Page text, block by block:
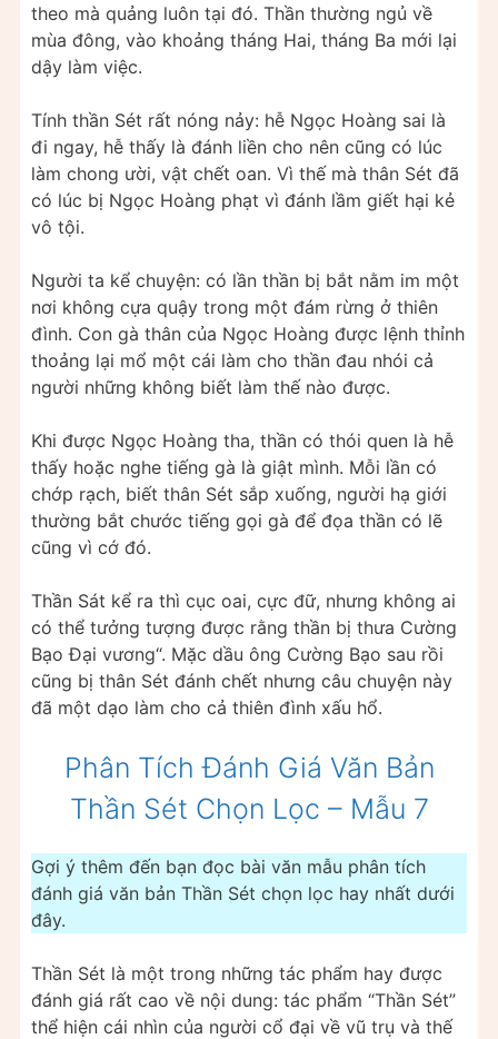
theo mà quảng luôn tại đó. Thần thường ngủ về
mùa đông, vào khoảng tháng Hai, tháng Ba mới lại
dậy làm việc.
Tính thần Sét rất nóng nảy: hễ Ngọc Hoàng sai là
đi ngay, hễ thấy là đánh liền cho nên cũng có lúc
làm chong ười, vật chết oan. Vì thế mà thân Sét đã
có lúc bị Ngọc Hoàng phạt vì đánh lầm giết hại kẻ
vô tội.
Người ta kể chuyện: có lần thần bị bắt nằm im một
nơi không cựa quậy trong một đám rừng ở thiên
đình. Con gà thân của Ngọc Hoàng được lệnh thỉnh
thoảng lại mổ một cái làm cho thần đau nhói cả
người những không biết làm thế nào được.
Khi được Ngọc Hoàng tha, thần có thói quen là hễ
thấy hoặc nghe tiếng gà là giật mình. Mỗi lần có
chớp rạch, biết thân Sét sắp xuống, người hạ giới
thường bắt chước tiếng gọi gà để đọa thần có lẽ
cũng vì cớ đó.
Thần Sát kể ra thì cục oai, cực đữ, nhưng không ai
có thể tưởng tượng được rằng thần bị thưa Cường
Bạo Đại vương“. Mặc dầu ông Cường Bạo sau rồi
cũng bị thân Sét đánh chết nhưng câu chuyện này
đã một dạo làm cho cả thiên đình xấu hổ.
Phân Tích Đánh Giá Văn Bản
Thần Sét Chọn Lọc – Mẫu 7
Gợi ý thêm đến bạn đọc bài văn mẫu phân tích
đánh giá văn bản Thần Sét chọn lọc hay nhất dưới
đây.
Thần Sét là một trong những tác phẩm hay được
đánh giá rất cao về nội dung: tác phẩm “Thần Sét”
thể hiện cái nhìn của người cổ đại về vũ trụ và thế